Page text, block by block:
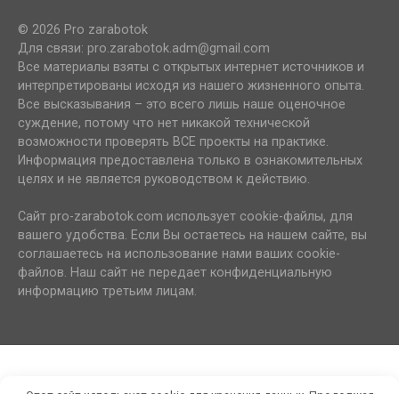
© 2026 Pro zarabotok
Для связи: pro.zarabotok.adm@gmail.com
Все материалы взяты с открытых интернет источников и
интерпретированы исходя из нашего жизненного опыта.
Все высказывания – это всего лишь наше оценочное
суждение, потому что нет никакой технической
возможности проверять ВСЕ проекты на практике.
Информация предоставлена только в ознакомительных
целях и не является руководством к действию.
Сайт pro-zarabotok.com использует cookie-файлы, для
вашего удобства. Если Вы остаетесь на нашем сайте, вы
соглашаетесь на использование нами ваших cookie-
файлов. Наш сайт не передает конфиденциальную
информацию третьим лицам.